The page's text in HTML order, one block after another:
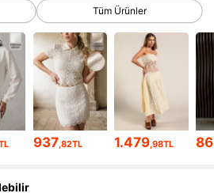
Tüm Ürünler
937,82TL 1.479,98TL